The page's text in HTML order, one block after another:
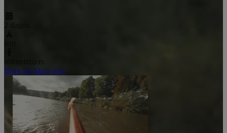
soloreizigers
Boek nu Meer info